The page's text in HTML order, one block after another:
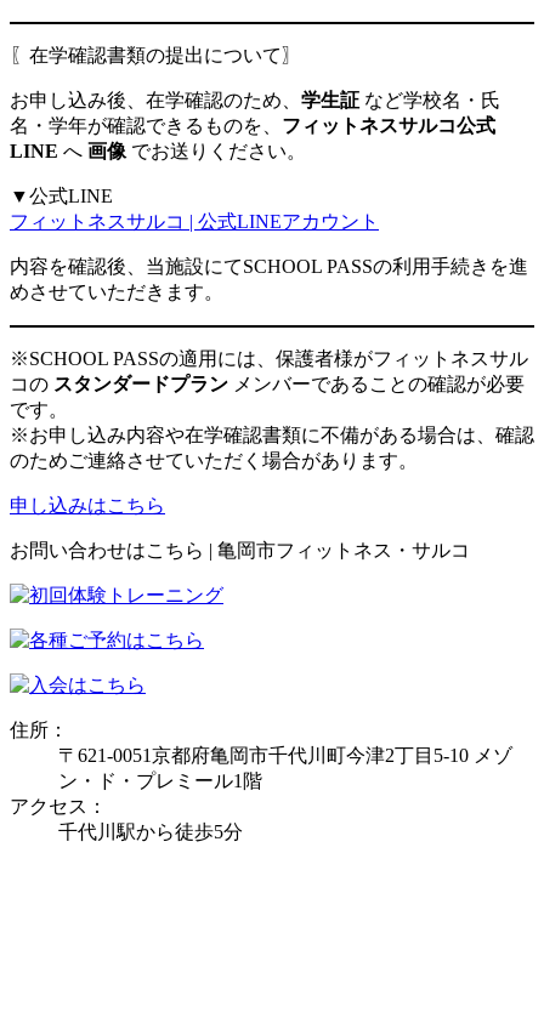
〖在学確認書類の提出について〗
お申し込み後、在学確認のため、 学生証 など学校名・氏
名・学年が確認できるものを、 フィットネスサルコ公式
LINE へ 画像 でお送りください。
▼公式LINE
フィットネスサルコ | 公式LINEアカウント
内容を確認後、当施設にてSCHOOL PASSの利用手続きを進
めさせていただきます。
※SCHOOL PASSの適用には、保護者様がフィットネスサル
コの スタンダードプラン メンバーであることの確認が必要
です。
※お申し込み内容や在学確認書類に不備がある場合は、確認
のためご連絡させていただく場合があります。
申し込みはこちら
お問い合わせはこちら | 亀岡市フィットネス・サルコ
住所：
〒621-0051京都府亀岡市千代川町今津2丁目5-10 メゾ
ン・ド・プレミール1階
アクセス：
千代川駅から徒歩5分